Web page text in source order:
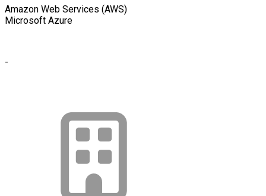
Amazon Web Services (AWS)
Microsoft Azure
-